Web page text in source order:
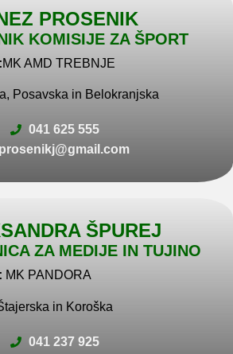
PROSENIK
KOMISIJE ZA ŠPORT
MK AMD TREBNJE
Posavska in Belokranjska
041 625 555
prosenikj@gmail.com
ŠPUREJ
ZA MEDIJE IN TUJINO
MK PANDORA
in Koroška
041 237 925